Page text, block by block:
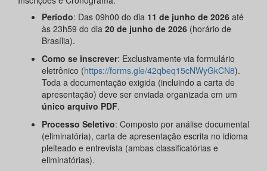
Período: Das 09h00 do dia 11 de junho de 2026 até
às 23h59 do dia 20 de junho de 2026 (horário de
Brasília).
Como se inscrever: Exclusivamente via formulário
eletrônico (https://forms.gle/42qbeq15cNWyGkCN8).
Toda a documentação exigida (incluindo a carta de
apresentação) deve ser enviada organizada em um
único arquivo PDF.
Processo Seletivo: Composto por análise documental
(eliminatória), carta de apresentação escrita no idioma
pleiteado e entrevista (ambas classificatórias e
eliminatórias).